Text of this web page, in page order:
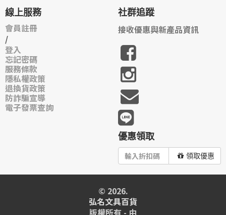
線上服務
會員註冊
/
登入
忘記密碼
服務條款
隱私權政策
退換貨政策
防詐騙宣導
電子發票查詢
社群追蹤
接收優惠與新產品資訊
優惠領取
領取優惠
© 2026.
弘名文具百貨
版權所有 - 由